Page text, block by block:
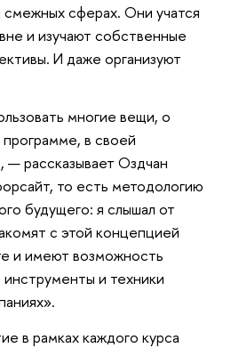
сферах. Они учатся
и изучают собственные
И даже организуют
многие вещи, о
программе, в своей
рассказывает Оздчан
то есть методологию
будущего: я слышал от
с этой концепцией
и имеют возможность
и техники
в рамках каждого курса